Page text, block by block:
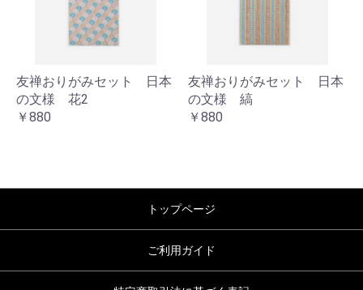
友禅おりがみセット 日本
の文様 花2
￥880
友禅おりがみセット 日本
の文様 縞
￥880
トップページ
ご利用ガイド